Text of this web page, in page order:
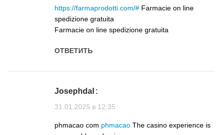
https://farmaprodotti.com/# Farmacie on line
spedizione gratuita
Farmacie on line spedizione gratuita
ОТВЕТИТЬ
Josephdal :
31.01.2025 в 12:35
phmacao com phmacao The casino experience is